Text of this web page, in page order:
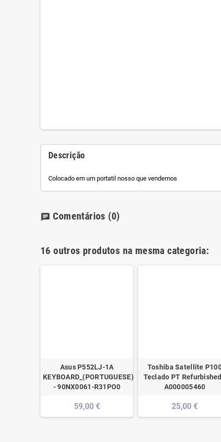
Descrição
Colocado em um portatil nosso que vendemos
chat Comentários (0)
16 outros produtos na mesma categoria:
Asus P552LJ-1A
KEYBOARD_(PORTUGUESE)_MODULE
- 90NX0061-R31PO0
59,00 €
Toshiba Satellite
Teclado PT
A000005460
25,00 €